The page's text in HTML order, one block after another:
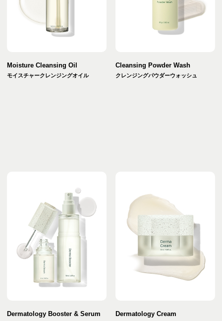
Moisture Cleansing Oil
モイスチャークレンジングオイル
Cleansing Powder Wash
クレンジングパウダーウォッシュ
Dermatology Booster & Serum Dermatology Cream